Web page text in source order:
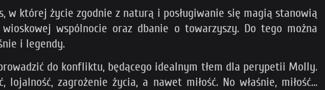
w której życie zgodnie z naturą i posługiwanie się magią stanowią
wspólnocie oraz dbanie o towarzyszy. Do tego można
i legendy.
do konfliktu, będącego idealnym tłem dla perypetii Molly.
zagrożenie życia, a nawet miłość. No właśnie, miłość…